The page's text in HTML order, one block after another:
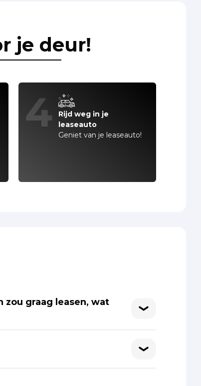
je deur!
4
Rijd weg in je
leaseauto
Geniet van je leaseauto!
zou graag leasen, wat